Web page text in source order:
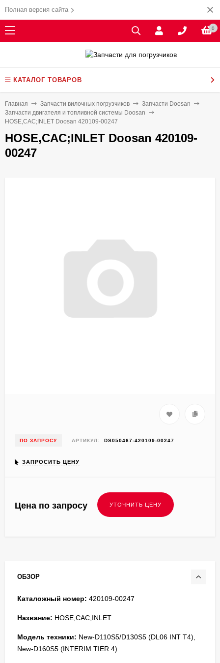
Полная версия сайта
0
КАТАЛОГ ТОВАРОВ
Главная Запчасти вилочных погрузчиков
Запчасти Doosan
Запчасти двигателя и топливной системы Doosan
HOSE,CAC;INLET Doosan 420109-00247
HOSE,CAC;INLET Doosan 420109-
00247
ПО ЗАПРОСУ АРТИКУЛ: DS050467-420109-00247
ЗАПРОСИТЬ ЦЕНУ
Цена по запросу
ОБЗОР
Каталожный номер: 420109-00247
Название: HOSE,CAC;INLET
Модель техники: New-D110S5/D130S5 (DL06 INT T4),
New-D160S5 (INTERIM TIER 4)